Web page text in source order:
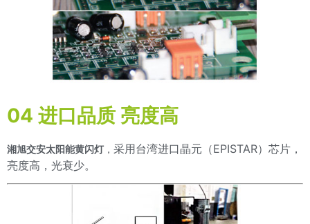
04 进口品质 亮度高
湘旭交安太阳能黄闪灯， 采用台湾进口晶元（EPISTAR）芯片，
亮度高，光衰少。